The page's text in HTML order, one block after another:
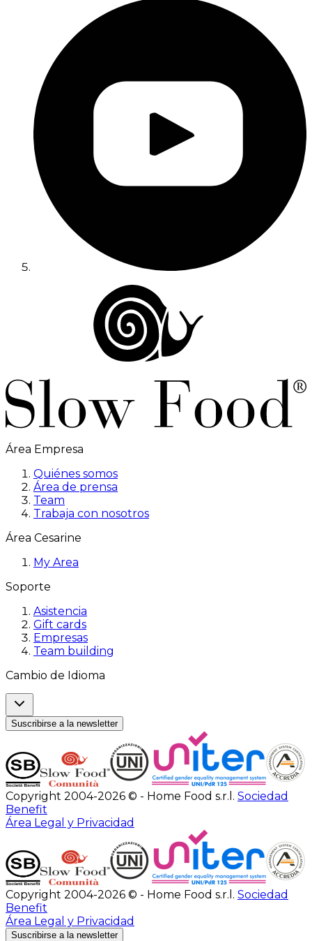
Área Empresa
Quiénes somos
Área de prensa
Team
Trabaja con nosotros
Área Cesarine
My Area
Soporte
Asistencia
Gift cards
Empresas
Team building
Cambio de Idioma
Suscribirse a la newsletter
Copyright 2004-2026 © - Home Food s.r.l. Sociedad
Benefit
Área Legal y Privacidad
Copyright 2004-2026 © - Home Food s.r.l. Sociedad
Benefit
Área Legal y Privacidad
Suscribirse a la newsletter